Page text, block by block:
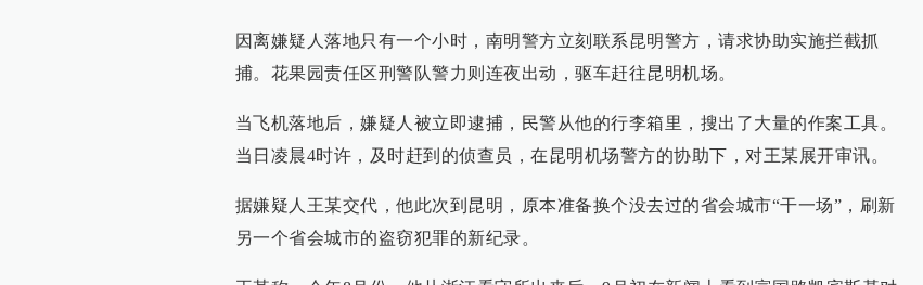
相关推荐
青岛男子辞职以冒充貌美幼师网
聊为业，累计骗数百人5万余元
男子假扮“妙龄女郎”连犯12起盗
窃案，强拆铁门暴露真性别
室盗窃案，追回手机66台